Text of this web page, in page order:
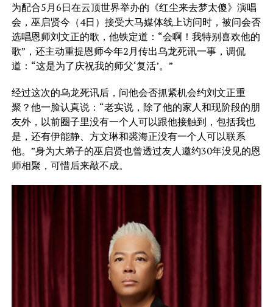
为配合5月6日在云顶世界举办的《红尘来去梦太傻》演唱
会，巫启贤今（4日）接受大马媒体线上访问时，被问会否
选唱恩师刘文正的歌，他铁定道：“会啊！我特别喜欢他的
歌”，还主动重提恩师今年2月传出乌龙死讯一事，调侃
道：“这是为了庆祝我的师父‘复活’。”
经过这次的乌龙死讯后，问他会否抓紧机会约刘文正重
聚？他一脸认真说：“老实说，除了他的家人和现阶段的朋
友外，以前圈子里没有一个人可以跟他接触到，包括我也
是，还有伊能静、方文琳和裘海正没有一个人可以联系
他。”身为大弟子的巫启贤也曾透过友人邀约30年没见的恩
师相聚，可惜后来敲不成。